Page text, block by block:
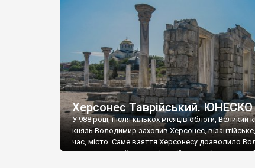
візантійської доби. Раритети викрадені з фондів
культурної спадщини ЮНЕСКО «Херсонеса
Офіційно – на виставку «Золото Візантії», але
влада в Україні вважають це лише […]
Херсонес Таврійський. ЮНЕСКО
У 988 році, після кількох місяців облоги, Великий
князь Володимир захопив Херсонес,
час, місто. Саме взяття Херсонесу дозволило
диктувати свої умови візантійському імператору